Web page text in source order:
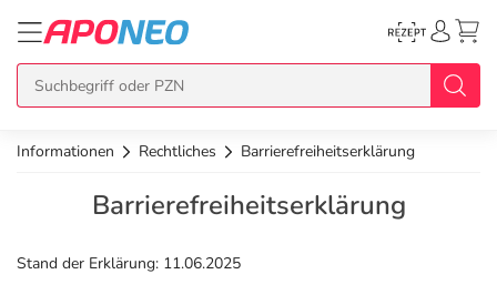
zurück
Übersicht Produkte
zurück
Übersicht Aktionen
zurück
Übersicht Services
zurück
Übersicht Rezept einlösen
zurück
Übersicht APO Cash Deals
Informationen Rechtliches Barrierefreiheitserklärung
Barrierefreiheitserklärung
Stand der Erklärung: 11.06.2025